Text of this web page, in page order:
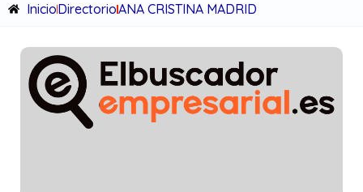
InicioDirectorioANA CRISTINA MADRID